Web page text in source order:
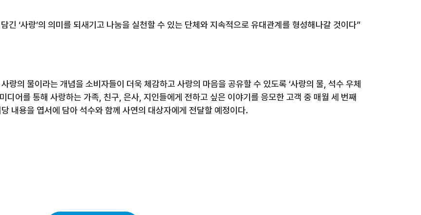
긴 ‘사랑’의 의미를 되새기고 나눔을 실천할 수 있는 단체와 지속적으로 유대관계를 형성해나갈 것이다”
사랑의 물이라는 개념을 소비자들이 더욱 체감하고 사랑의 마음을 공유할 수 있도록 ‘사랑의 물 석수 우체
디어를 통해 사랑하는 가족 친구 은사 지인들에게 전하고 싶은 이야기를 응모한 고객 중 매월 세 번째
내용을 엽서에 담아 석수와 함께 사연의 대상자에게 전달할 예정이다.